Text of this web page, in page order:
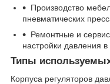
Производство
пневматических
Ремонтные и
настройки давления
Типы
Корпуса регуляторов